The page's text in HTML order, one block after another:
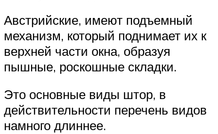
Австрийские, имеют подъемный
механизм, который поднимает их к
верхней части окна, образуя
пышные, роскошные складки.
Это основные виды штор, в
действительности перечень видов
намного длиннее.